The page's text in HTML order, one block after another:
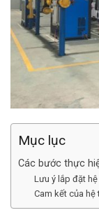
Mục lục
Các bước thực
Lưu ý lắp đặt
Cam kết của